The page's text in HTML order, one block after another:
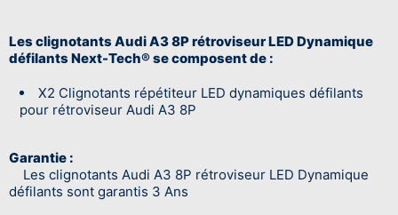
Les clignotants Audi A3 8P rétroviseur LED Dynamique
défilants Next-Tech® se composent de :
X2 Clignotants répétiteur LED dynamiques défilants
pour rétroviseur Audi A3 8P
Garantie :
Les clignotants Audi A3 8P rétroviseur LED Dynamique
défilants sont garantis 3 Ans